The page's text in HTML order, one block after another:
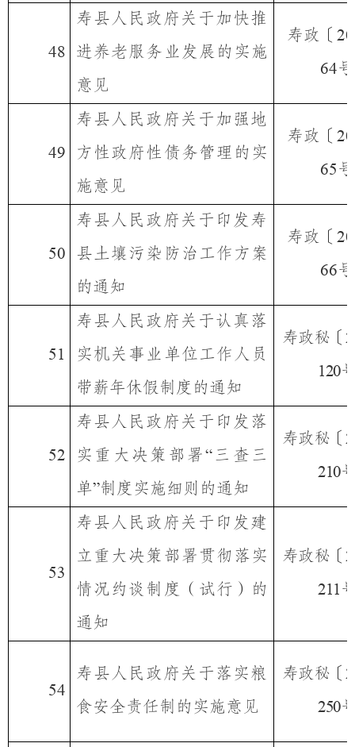
48
寿县人民政府关于加快推
进养老服务业发展的实施
意见
寿政〔
64号
49
寿县人民政府关于加强地
方性政府性债务管理的实
施意见
寿政〔
65号
50
寿县人民政府关于印发寿
县土壤污染防治工作方案
的通知
寿政〔
66号
51
寿县人民政府关于认真落
实机关事业单位工作人员
带薪年休假制度的通知
寿政秘〔
120
52
寿县人民政府关于印发落
实重大决策部署“三查三
单”制度实施细则的通知
寿政秘〔
210
53
寿县人民政府关于印发建
立重大决策部署贯彻落实
情况约谈制度（试行）的
通知
寿政秘〔
211
54
寿县人民政府关于落实粮
食安全责任制的实施意见
寿政秘〔
250